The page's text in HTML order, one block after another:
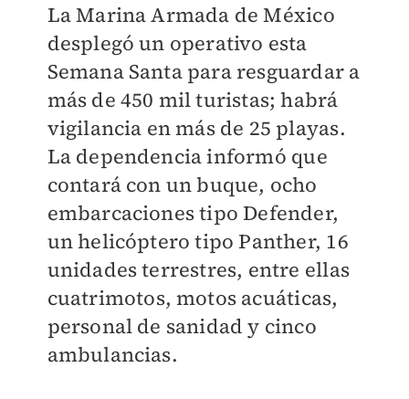
La Marina Armada de México
desplegó un operativo esta
Semana Santa para resguardar a
más de 450 mil turistas; habrá
vigilancia en más de 25 playas.
La dependencia informó que
contará con un buque, ocho
embarcaciones tipo Defender,
un helicóptero tipo Panther, 16
unidades terrestres, entre ellas
cuatrimotos, motos acuáticas,
personal de sanidad y cinco
ambulancias.